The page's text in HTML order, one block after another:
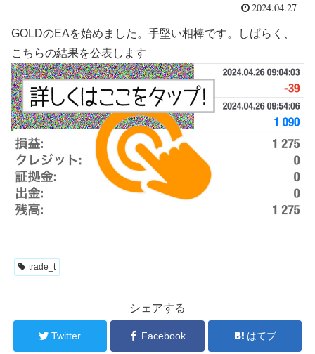
2024.04.27
GOLDのEAを始めました。手堅い相棒です。しばらく、
こちらの結果を公表します
trade_t
シェアする
Twitter Facebook はてブ